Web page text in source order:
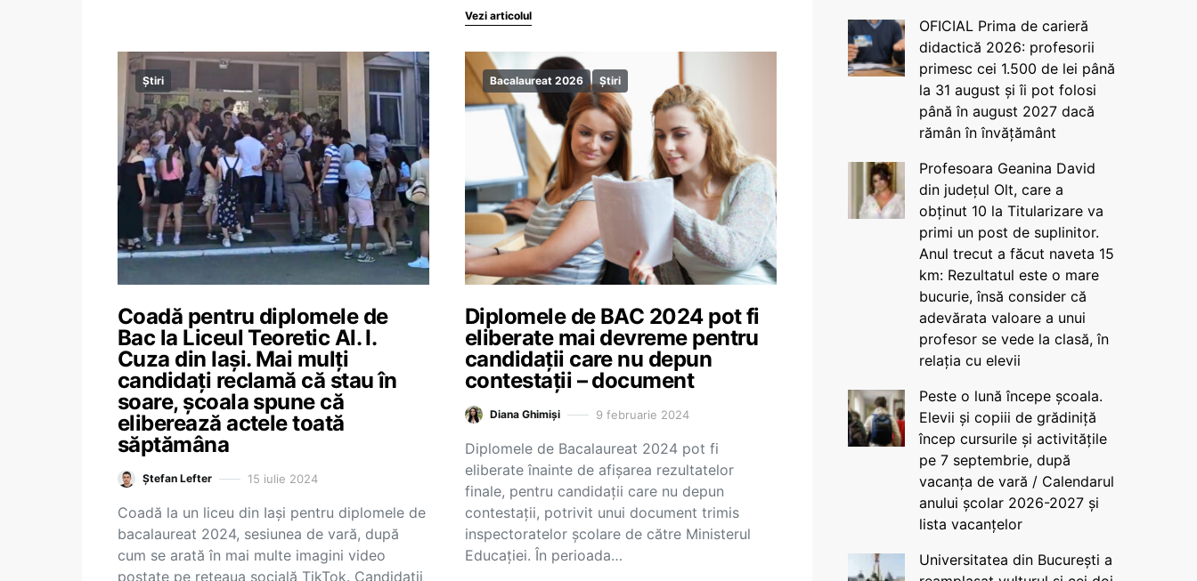
Vezi articolul
Știri
Coadă pentru diplomele de
Bac la Liceul Teoretic Al. I.
Cuza din Iași. Mai mulți
candidați reclamă că stau în
soare, școala spune că
eliberează actele toată
săptămâna
Ștefan Lefter 15 iulie 2024
Coadă la un liceu din Iași pentru diplomele de
bacalaureat 2024, sesiunea de vară, după
cum se arată în mai multe imagini video
postate pe rețeaua socială TikTok. Candidații
Bacalaureat 2026 Știri
Diplomele de BAC 2024 pot fi
eliberate mai devreme pentru
candidații care nu depun
contestații – document
Diana Ghimiși 9 februarie 2024
Diplomele de Bacalaureat 2024 pot fi
eliberate înainte de afișarea rezultatelor
finale, pentru candidații care nu depun
contestații, potrivit unui document trimis
inspectoratelor școlare de către Ministerul
Educației. În perioada…
OFICIAL Prima de carieră
didactică 2026: profesorii
primesc cei 1.500 de lei până
la 31 august și îi pot folosi
până în august 2027 dacă
rămân în învățământ
Profesoara Geanina David
din județul Olt, care a
obținut 10 la Titularizare va
primi un post de suplinitor.
Anul trecut a făcut naveta 15
km: Rezultatul este o mare
bucurie, însă consider că
adevărata valoare a unui
profesor se vede la clasă, în
relația cu elevii
Peste o lună începe școala.
Elevii și copiii de grădiniță
încep cursurile și activitățile
pe 7 septembrie, după
vacanța de vară / Calendarul
anului școlar 2026-2027 și
lista vacanțelor
Universitatea din București a